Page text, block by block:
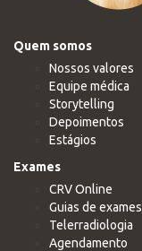
Quem somos
Nossos valores
Equipe médica
Storytelling
Depoimentos
Estágios
Exames
CRV Online
Guias de exames
Telerradiologia
Agendamento